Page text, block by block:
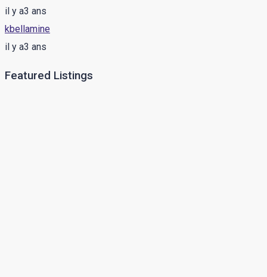
il y a3 ans
kbellamine
il y a3 ans
Featured Listings